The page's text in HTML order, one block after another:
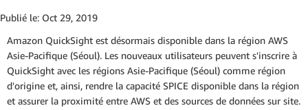
Publié le: Oct 29, 2019
Amazon QuickSight est désormais disponible dans la région AWS
Asie-Pacifique (Séoul). Les nouveaux utilisateurs peuvent s'inscrire à
QuickSight avec les régions Asie-Pacifique (Séoul) comme région
d'origine et, ainsi, rendre la capacité SPICE disponible dans la région
et assurer la proximité entre AWS et des sources de données sur site.